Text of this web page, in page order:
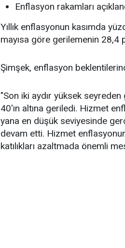
Enflasyon rakamları
Yıllık enflasyonun kasımda
mayısa göre gerilemenin 28,4
Şimşek, enflasyon
"Son iki aydır yüksek
40'ın altına geriledi. Hizmet
yana en düşük seviyesinde
devam etti. Hizmet
katılıkları azaltmada önemli